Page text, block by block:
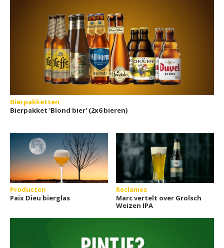
Bierpakketten
Bierpakket 'Blond bier' (2x6 bieren)
Producten
Paix Dieu bierglas
Reclames
Marc vertelt over Grolsch
Weizen IPA